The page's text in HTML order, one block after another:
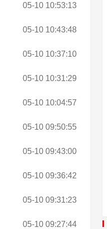
05-10 10:53:13
05-10 10:43:48
05-10 10:37:10
05-10 10:31:29
05-10 10:04:57
05-10 09:50:55
05-10 09:43:00
05-10 09:36:42
05-10 09:31:23
05-10 09:27:44